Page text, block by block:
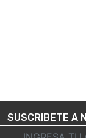
SUSCRIBETE A